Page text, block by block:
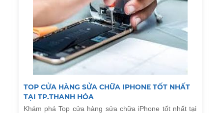
TOP CỬA HÀNG SỬA CHỮA IPHONE TỐT NHẤT
TẠI TP.THANH HÓA
Khám phá Top cửa hàng sửa chữa iPhone tốt nhất tại